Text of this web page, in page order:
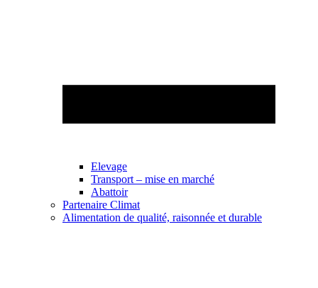
Elevage
Transport – mise en marché
Abattoir
Partenaire Climat
Alimentation de qualité, raisonnée et durable